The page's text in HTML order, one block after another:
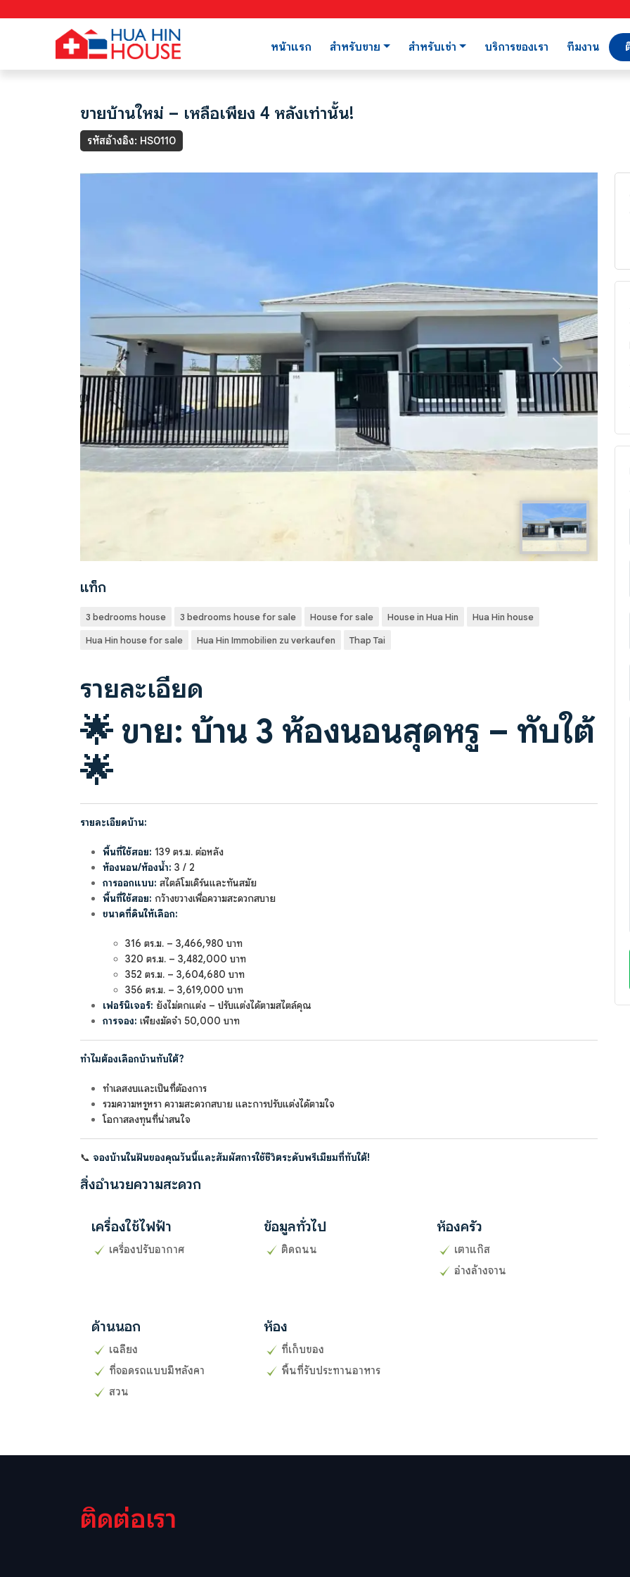
หน้าแรก สำหรับขาย สำหรับเช่า บริการของเรา ทีมงาน
ขายบ้านใหม่ – เหลือเพียง 4 หลังเท่านั้น!
รหัสอ้างอิง: HS0110
Previous Next
แท็ก
3 bedrooms house 3 bedrooms house for sale House for sale House in Hua Hin
Hua Hin house
Hua Hin house for sale
Hua Hin Immobilien zu verkaufen Thap Tai
รายละเอียด
🌟 ขาย: บ้าน 3 ห้องนอนสุดหรู – ทับใต้
🌟
รายละเอียดบ้าน:
พื้นที่ใช้สอย: 139 ตร.ม. ต่อหลัง
ห้องนอน/ห้องน้ำ: 3 / 2
การออกแบบ: สไตล์โมเดิร์นและทันสมัย
พื้นที่ใช้สอย: กว้างขวางเพื่อความสะดวกสบาย
ขนาดที่ดินให้เลือก:
316 ตร.ม. – 3,466,980 บาท
320 ตร.ม. – 3,482,000 บาท
352 ตร.ม. – 3,604,680 บาท
356 ตร.ม. – 3,619,000 บาท
เฟอร์นิเจอร์: ยังไม่ตกแต่ง – ปรับแต่งได้ตามสไตล์คุณ
การจอง: เพียงมัดจำ 50,000 บาท
ทำไมต้องเลือกบ้านทับใต้?
ทำเลสงบและเป็นที่ต้องการ
รวมความหรูหรา ความสะดวกสบาย และการปรับแต่งได้ตามใจ
โอกาสลงทุนที่น่าสนใจ
📞 จองบ้านในฝันของคุณวันนี้และสัมผัสการใช้ชีวิตระดับพรีเมียมที่ทับใต้!
สิ่งอำนวยความสะดวก
เครื่องใช้ไฟฟ้า
เครื่องปรับอากาศ
ข้อมูลทั่วไป
ติดถนน
ห้องครัว
เตาแก๊ส
อ่างล้างจาน
ด้านนอก
เฉลียง
ที่จอดรถแบบมีหลังคา
สวน
ห้อง
ที่เก็บของ
พื้นที่รับประทานอาหาร
ติดต่อเรา